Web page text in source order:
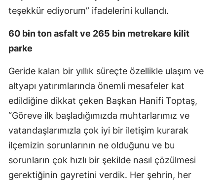
teşekkür ediyorum” ifadelerini kullandı.
60 bin ton asfalt ve 265 bin metrekare kilit
parke
Geride kalan bir yıllık süreçte özellikle ulaşım ve
altyapı yatırımlarında önemli mesafeler kat
edildiğine dikkat çeken Başkan Hanifi Toptaş,
“Göreve ilk başladığımızda muhtarlarımız ve
vatandaşlarımızla çok iyi bir iletişim kurarak
ilçemizin sorunlarının ne olduğunu ve bu
sorunların çok hızlı bir şekilde nasıl çözülmesi
gerektiğinin gayretini verdik. Her şehrin, her